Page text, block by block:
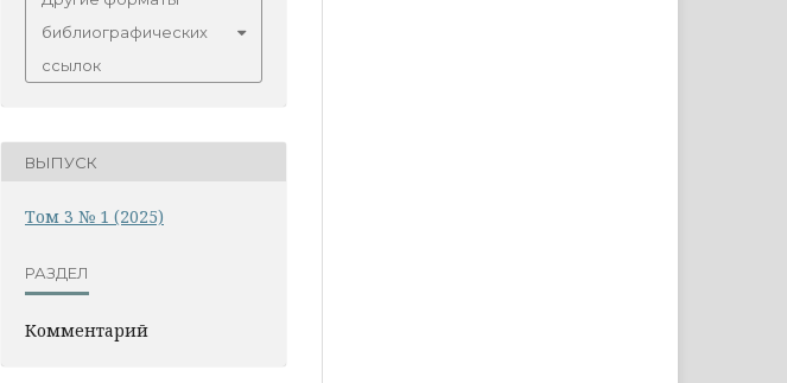
библиографических
ссылок
ВЫПУСК
Том 3 № 1 (2025)
РАЗДЕЛ
Комментарий